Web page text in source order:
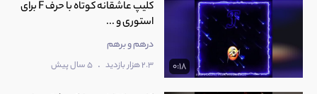
0:18
کلیپ عاشقانه کوتاه با حرف F برای
استوری و ...
درهم و برهم
2.3 هزار بازدید . 5 سال پیش